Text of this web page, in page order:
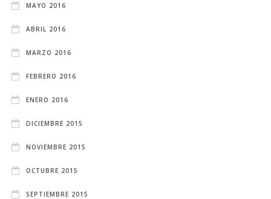
MAYO 2016
ABRIL 2016
MARZO 2016
FEBRERO 2016
ENERO 2016
DICIEMBRE 2015
NOVIEMBRE 2015
OCTUBRE 2015
SEPTIEMBRE 2015